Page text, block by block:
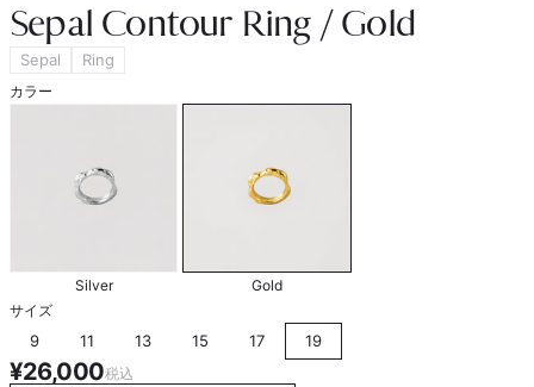
Sepal Contour Ring / Gold
Sepal Ring
カラー
Silver
Gold
サイズ
9 11 13 15 17 19
¥26,000税込